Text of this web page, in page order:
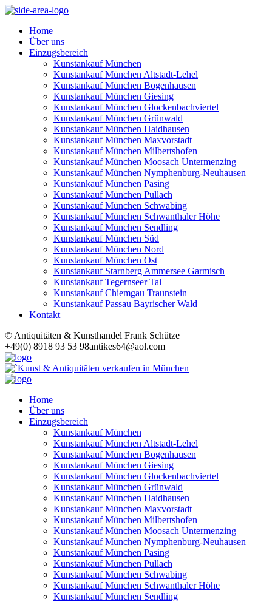
Home
Über uns
Einzugsbereich
Kunstankauf München
Kunstankauf München Altstadt-Lehel
Kunstankauf München Bogenhausen
Kunstankauf München Giesing
Kunstankauf München Glockenbachviertel
Kunstankauf München Grünwald
Kunstankauf München Haidhausen
Kunstankauf München Maxvorstadt
Kunstankauf München Milbertshofen
Kunstankauf München Moosach Untermenzing
Kunstankauf München Nymphenburg-Neuhausen
Kunstankauf München Pasing
Kunstankauf München Pullach
Kunstankauf München Schwabing
Kunstankauf München Schwanthaler Höhe
Kunstankauf München Sendling
Kunstankauf München Süd
Kunstankauf München Nord
Kunstankauf München Ost
Kunstankauf Starnberg Ammersee Garmisch
Kunstankauf Tegernseer Tal
Kunstankauf Chiemgau Traunstein
Kunstankauf Passau Bayrischer Wald
Kontakt
© Antiquitäten & Kunsthandel Frank Schütze
+49(0) 8918 93 53 98antikes64@aol.com
Home
Über uns
Einzugsbereich
Kunstankauf München
Kunstankauf München Altstadt-Lehel
Kunstankauf München Bogenhausen
Kunstankauf München Giesing
Kunstankauf München Glockenbachviertel
Kunstankauf München Grünwald
Kunstankauf München Haidhausen
Kunstankauf München Maxvorstadt
Kunstankauf München Milbertshofen
Kunstankauf München Moosach Untermenzing
Kunstankauf München Nymphenburg-Neuhausen
Kunstankauf München Pasing
Kunstankauf München Pullach
Kunstankauf München Schwabing
Kunstankauf München Schwanthaler Höhe
Kunstankauf München Sendling